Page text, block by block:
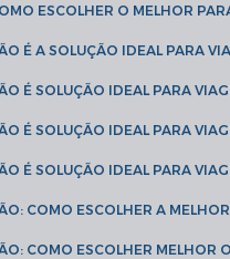
ESCOLHER O MELHOR
É A SOLUÇÃO IDEAL PARA
É SOLUÇÃO IDEAL PARA
É SOLUÇÃO IDEAL PARA
É SOLUÇÃO IDEAL PARA
COMO ESCOLHER A
COMO ESCOLHER MELHOR